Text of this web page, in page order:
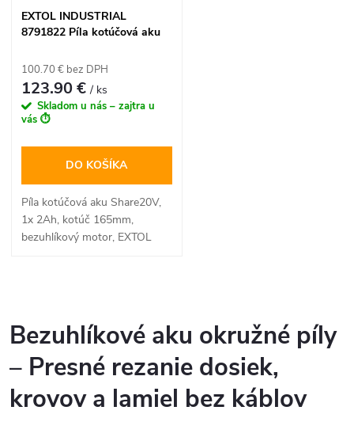
EXTOL INDUSTRIAL
8791822 Píla kotúčová aku
165mm, bezuhlíkový motor
100.70 € bez DPH
123.90 €/ ks
Skladom u nás – zajtra u
vás ⏱️
DO KOŠÍKA
Píla kotúčová aku Share20V,
1x 2Ah, kotúč 165mm,
bezuhlíkový motor, EXTOL
v
l
á
Bezuhlíkové aku okružné píly
– Presné rezanie dosiek,
krovov a lamiel bez káblov